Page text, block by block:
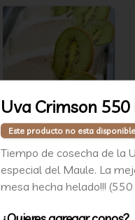
Uva Crimson
Este producto no esta disponible
Tiempo de cosecha de la
especial del Maule. La
mesa hecha helado!!!